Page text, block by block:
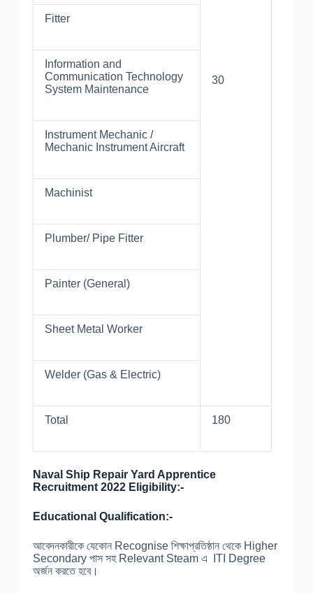
30
Fitter
Information and
Communication Technology
System Maintenance
Instrument Mechanic /
Mechanic Instrument Aircraft
Machinist
Plumber/ Pipe Fitter
Painter (General)
Sheet Metal Worker
Welder (Gas & Electric)
Total 180
Naval Ship Repair Yard Apprentice
Recruitment 2022 Eligibility:-
Educational Qualification:-
আবেদনকারীকে যেকোন Recognise শিক্ষাপ্রতিষ্ঠান থেকে Higher
Secondary পাস সহ Relevant Steam এ ITI Degree
অর্জন করতে হবে।